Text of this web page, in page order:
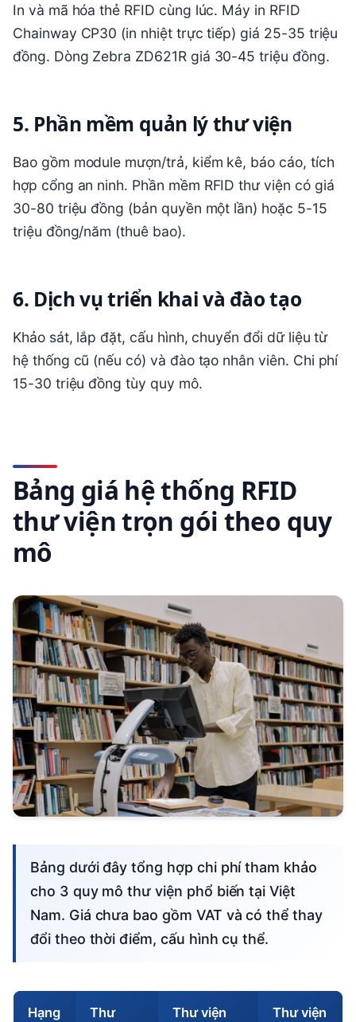
In và mã hóa thẻ RFID cùng lúc. Máy in RFID
Chainway CP30 (in nhiệt trực tiếp) giá 25-35 triệu
đồng. Dòng Zebra ZD621R giá 30-45 triệu đồng.
5. Phần mềm quản lý thư viện
Bao gồm module mượn/trả, kiểm kê, báo cáo, tích
hợp cổng an ninh. Phần mềm RFID thư viện có giá
30-80 triệu đồng (bản quyền một lần) hoặc 5-15
triệu đồng/năm (thuê bao).
6. Dịch vụ triển khai và đào tạo
Khảo sát, lắp đặt, cấu hình, chuyển đổi dữ liệu từ
hệ thống cũ (nếu có) và đào tạo nhân viên. Chi phí
15-30 triệu đồng tùy quy mô.
Bảng giá hệ thống RFID
thư viện trọn gói theo quy
mô
Bảng dưới đây tổng hợp chi phí tham khảo
cho 3 quy mô thư viện phổ biến tại Việt
Nam. Giá chưa bao gồm VAT và có thể thay
đổi theo thời điểm, cấu hình cụ thể.
Hạng Thư Thư viện Thư viện